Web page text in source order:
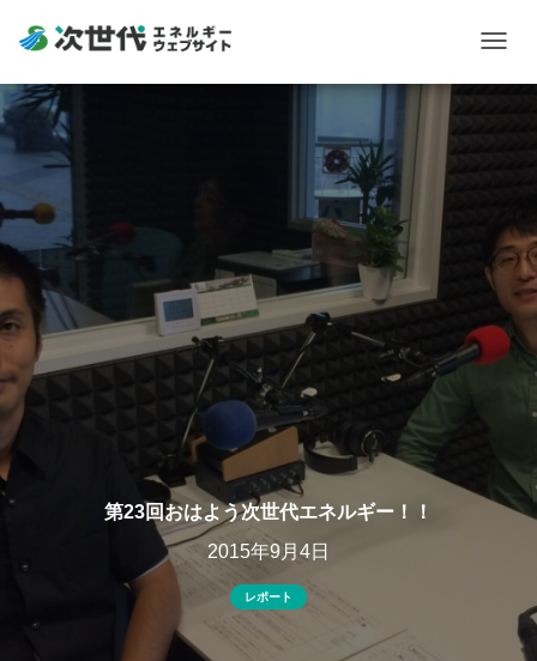
第23回おはよう次世代エネルギー！！
2015年9月4日
レポート